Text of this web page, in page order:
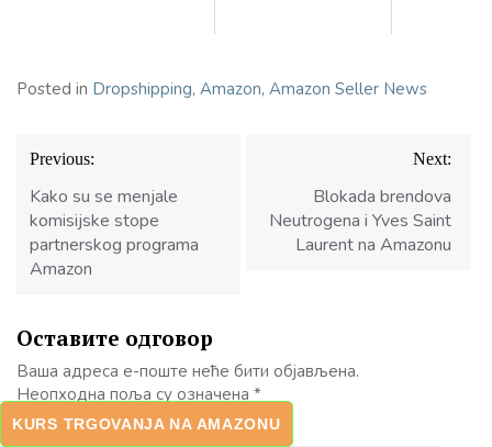
Posted in Dropshipping, Amazon, Amazon Seller News
Кретање
чланка
Previous:
Kako su se menjale
komisijske stope
partnerskog programa
Amazon
Next:
Blokada brendova
Neutrogena i Yves Saint
Laurent na Amazonu
Оставите одговор
Ваша адреса е-поште неће бити објављена.
Неопходна поља су означена *
Коментар*
KURS TRGOVANJA NA AMAZONU